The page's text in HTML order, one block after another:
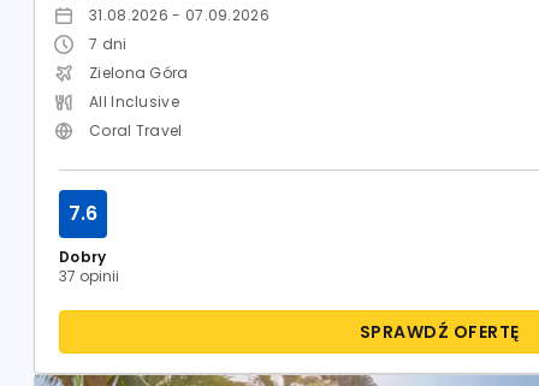
31.08.2026 - 07.09.2026
7 dni
Zielona Góra
All Inclusive
Coral Travel
Dobry
37 opinii
7.6
SPRAWDŹ OFERTĘ